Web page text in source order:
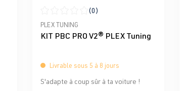
Note moyenne de 0 sur 5 étoiles
(0)
PLEX TUNING
KIT PBC PRO V2® PLEX Tuning
Livrable sous 5 à 8 jours
S'adapte à coup sûr à ta voiture !